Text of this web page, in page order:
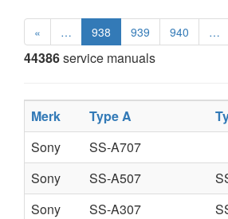
« … 938 939 940 …
44386service manuals
Merk Type A
Sony
SS-A707
Sony
SS-A507
Sony
SS-A307